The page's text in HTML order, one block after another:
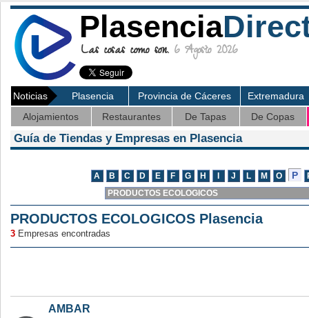
Plasencia
Las cosas como son. 6 Agosto 2026
Noticias Plasencia Provincia de Cáceres
Extremadura
Alojamientos
Restaurantes De Tapas De Copas
Guía de Tiendas y Empresas en Plasencia
PRODUCTOS ECOLOGICOS Plasencia
3 Empresas encontradas
AMBAR